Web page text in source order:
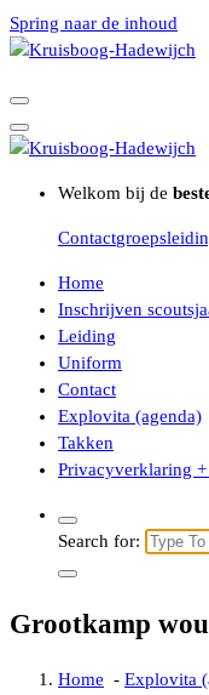
Spring naar de inhoud
Welkom bij de
Contact
Home
Inschrijven
Leiding
Uniform
Contact
Explovita (agenda)
Takken
Privacyverklaring
Search for:
Grootkamp
Home - Explovita